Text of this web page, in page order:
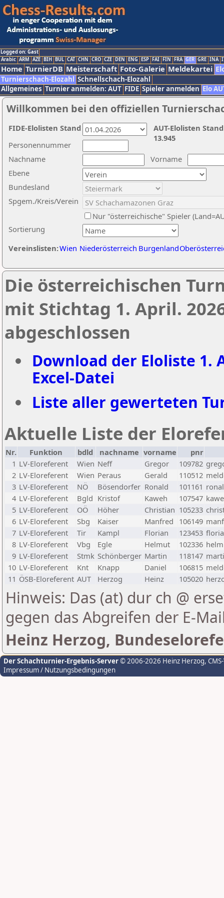
Logged on: Gast
Arabic ARM AZE BIH BUL CAT CHN CRO CZE DEN ENG ESP FAI FIN FRA GER GRE INA
Home TurnierDB Meisterschaft Foto-Galerie Meldekartei
Turnierschach-Elozahl Schnellschach-Elozahl
Allgemeines Turnier anmelden: AUT FIDE Spieler anmelden Elo
Willkommen bei den offiziellen
Nachname
Vorname
Ebene
Sortierung
Personennummer
Bundesland
Spgem./Kreis/Verein
Nur "österreichische" Spieler
Vereinslisten:Wien Niederösterreich Burgenland
AUT-Elolisten
13.945
FIDE-Elolisten Stand
Die österreichischen
mit Stichtag 1. April.
abgeschlossen
Download der Eloliste 1.
Excel-Datei
Liste aller gewerteten
Aktuelle Liste der
Nr. Funktion bdld nachname vorname
pnr
1 LV-Eloreferent Wien Neff Gregor 109782
2 LV-Eloreferent Wien Peraus Gerald 110512
3 LV-Eloreferent NÖ Bösendorfer Ronald 101161
4 LV-Eloreferent Bgld Kristof Kaweh 107547
5 LV-Eloreferent OÖ Höher Christian 105233
6 LV-Eloreferent Sbg Kaiser Manfred 106149
7 LV-Eloreferent Tir Kampl Florian 123453
8 LV-Eloreferent Vbg Egle Helmut 102336
9 LV-Eloreferent Stmk Schönberger Martin 118147
10 LV-Eloreferent Knt Knapp Daniel 106815
11 ÖSB-Eloreferent AUT Herzog Heinz 105020
Hinweis: Das (at) dur ch @
gegen das Abgreifen der E-
Heinz Herzog,
Der Schachturnier-Ergebnis-Server© 2006-2026 Heinz Herzog,
Impressum / Nutzungsbedingungen